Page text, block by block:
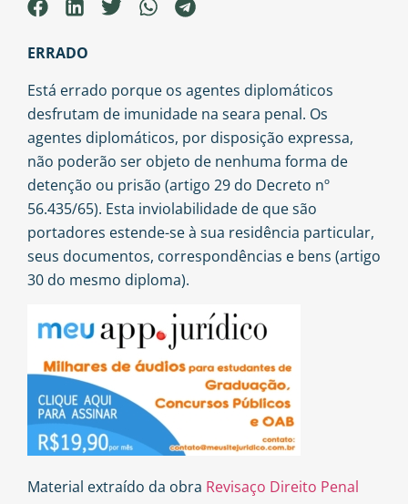
ERRADO
Está errado porque os agentes diplomáticos
desfrutam de imunidade na seara penal. Os
agentes diplomáticos, por disposição expressa,
não poderão ser objeto de nenhuma forma de
detenção ou prisão (artigo 29 do Decreto nº
56.435/65). Esta inviolabilidade de que são
portadores estende-se à sua residência particular,
seus documentos, correspondências e bens (artigo
30 do mesmo diploma).
Material extraído da obra Revisaço Direito Penal